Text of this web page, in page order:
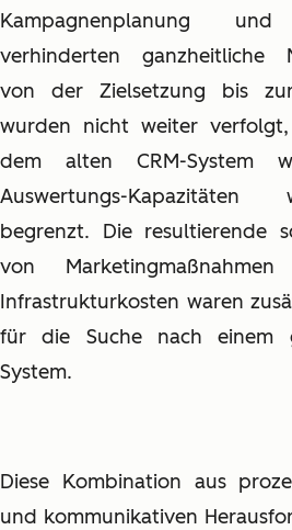
Kampagnenplanung und
verhinderten ganzheitliche
von der Zielsetzung bis
wurden nicht weiter
dem alten CRM-System
Auswertungs-
begrenzt. Die resultierende
von
Infrastrukturkosten waren
für die Suche nach einem
System.
Diese Kombination aus
und kommunikativen